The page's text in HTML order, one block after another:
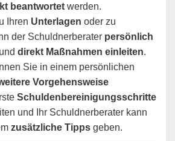
beantwortet werden.
Ihren Unterlagen oder zu
der Schuldnerberater persönlich
direkt Maßnahmen einleiten.
Sie in einem persönlichen
Vorgehensweise
Schuldenbereinigungsschritte
und Ihr Schuldnerberater kann
zusätzliche Tipps geben.